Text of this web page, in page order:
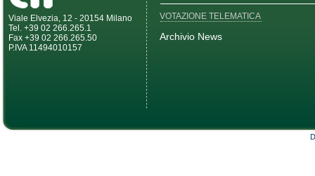
Viale Elvezia, 12 - 20154 Milano
Tel. +39 02 266.265.1
Fax +39 02 266.265.50
P.IVA 11494010157
VOTAZIONE TELEMATICA
Archivio News